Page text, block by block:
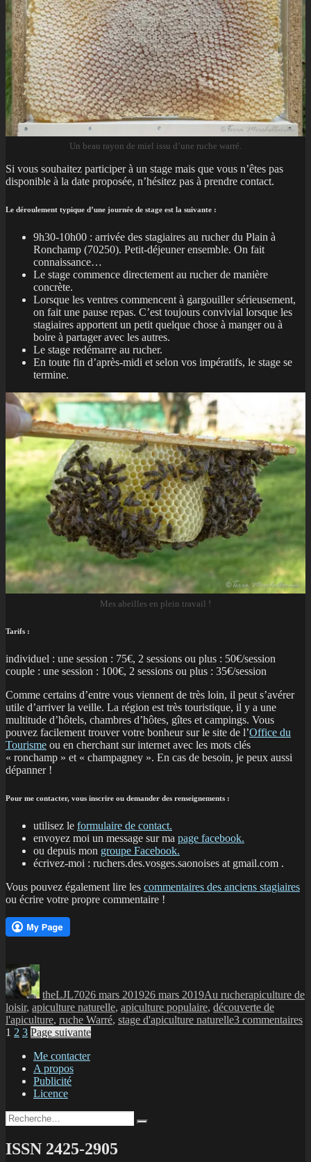
Un beau rayon de miel issu d’une ruche warré.
Si vous souhaitez participer à un stage mais que vous n’êtes pas
disponible à la date proposée, n’hésitez pas à prendre contact.
Le déroulement typique d’une journée de stage est la suivante :
9h30-10h00 : arrivée des stagiaires au rucher du Plain à
Ronchamp (70250). Petit-déjeuner ensemble. On fait
connaissance…
Le stage commence directement au rucher de manière
concrète.
Lorsque les ventres commencent à gargouiller sérieusement,
on fait une pause repas. C’est toujours convivial lorsque les
stagiaires apportent un petit quelque chose à manger ou à
boire à partager avec les autres.
Le stage redémarre au rucher.
En toute fin d’après-midi et selon vos impératifs, le stage se
termine.
Mes abeilles en plein travail !
Tarifs :
individuel : une session : 75€, 2 sessions ou plus : 50€/session
couple : une session : 100€, 2 sessions ou plus : 35€/session
Comme certains d’entre vous viennent de très loin, il peut s’avérer
utile d’arriver la veille. La région est très touristique, il y a une
multitude d’hôtels, chambres d’hôtes, gîtes et campings. Vous
pouvez facilement trouver votre bonheur sur le site de l’Office du
Tourisme ou en cherchant sur internet avec les mots clés
« ronchamp » et « champagney ». En cas de besoin, je peux aussi
dépanner !
Pour me contacter, vous inscrire ou demander des renseignements :
utilisez le formulaire de contact.
envoyez moi un message sur ma page facebook.
ou depuis mon groupe Facebook.
écrivez-moi : ruchers.des.vosges.saonoises at gmail.com .
Vous pouvez également lire les commentaires des anciens stagiaires
ou écrire votre propre commentaire !
Auteur
theLJL7026 mars 201926 mars 2019Au rucherapiculture de
loisir, apiculture naturelle, apiculture populaire, découverte de
l'apiculture, ruche Warré, stage d'apiculture naturelle3 commentaires
Navigation
des
articles
Page
1 Page
2 Page
3 Page suivante
Me contacter
A propos
Publicité
Licence
Recherche
pour :
ISSN 2425-2905